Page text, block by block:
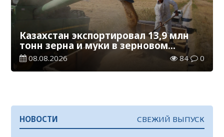
Казахстан экспортировал 13,9 млн
тонн зерна и муки в зерновом
эквиваленте
08.08.2026 84 0
НОВОСТИ СВЕЖИЙ ВЫПУСК